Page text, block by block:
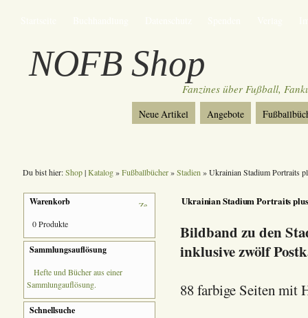
NOFB Shop
Fanzines über Fußball,
Neue Artikel Angebote
Du bist hier:Shop|Katalog»Fußballbücher»Stadien » Ukrainian Stadium Portraits
Warenkorb
0 Produkte
Sammlungsauflösung
Hefte und Bücher aus einer
Sammlungauflösung.
Schnellsuche
Ukrainian Stadium Portraits
Bildband zu den
inklusive zwölf
88 farbige Seiten mit